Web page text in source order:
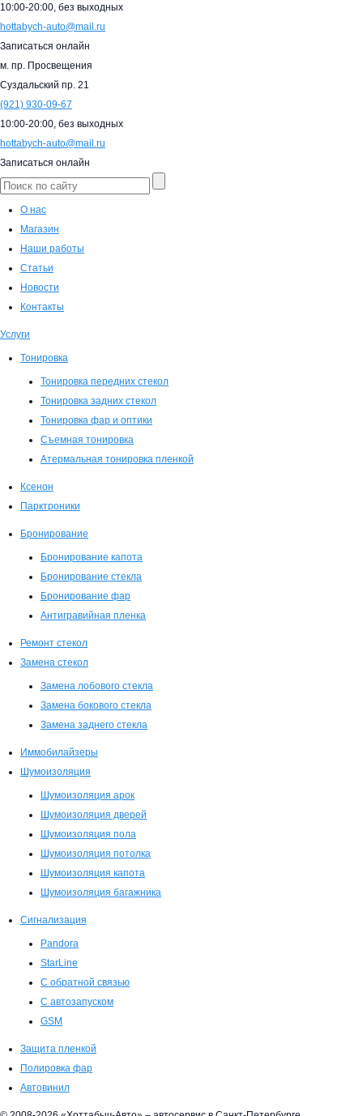
10:00-20:00, без выходных
hottabych-auto@mail.ru
Записаться онлайн
м. пр. Просвещения
Суздальский пр. 21
(921) 930-09-67
10:00-20:00, без выходных
hottabych-auto@mail.ru
Записаться онлайн
О нас
Магазин
Наши работы
Статьи
Новости
Контакты
Услуги
Тонировка
Тонировка передних стекол
Тонировка задних стекол
Тонировка фар и оптики
Съемная тонировка
Атермальная тонировка пленкой
Ксенон
Парктроники
Бронирование
Бронирование капота
Бронирование стекла
Бронирование фар
Антигравийная пленка
Ремонт стекол
Замена стекол
Замена лобового стекла
Замена бокового стекла
Замена заднего стекла
Иммобилайзеры
Шумоизоляция
Шумоизоляция арок
Шумоизоляция дверей
Шумоизоляция пола
Шумоизоляция потолка
Шумоизоляция капота
Шумоизоляция багажника
Сигнализация
Pandora
StarLine
С обратной связью
С автозапуском
GSM
Защита пленкой
Полировка фар
Автовинил